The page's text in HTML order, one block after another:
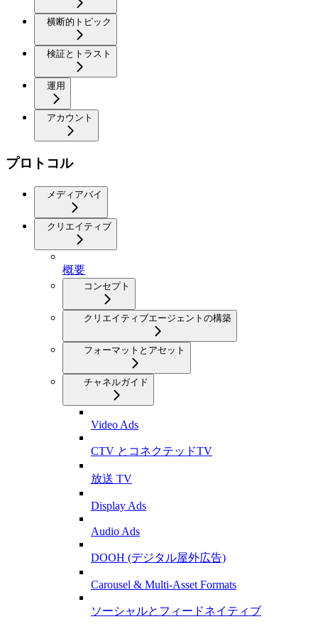
横断的トピック
検証とトラスト
運用
アカウント
プロトコル
メディアバイ
クリエイティブ
概要
コンセプト
クリエイティブエージェントの構築
フォーマットとアセット
チャネルガイド
Video Ads
CTV とコネクテッドTV
放送 TV
Display Ads
Audio Ads
DOOH (デジタル屋外広告)
Carousel & Multi-Asset Formats
ソーシャルとフィードネイティブ